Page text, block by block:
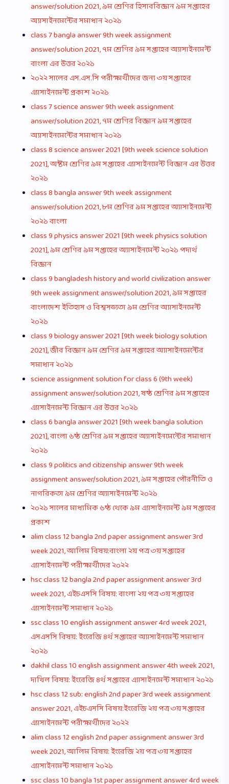
answer/solution 2021, ৯ম শ্রেণির হিসাববিজ্ঞান ৯ম সপ্তাহের
অ্যাসাইনমেন্টের সমাধান ২০২১
class 7 bangla answer 9th week assignment
answer/solution 2021, ৭ম শ্রেণির ৯ম সপ্তাহের অ্যাসাইনমেন্ট
বাংলা এর উত্তর ২০২১
২০২২ সালের এস.এস.সি পরীক্ষার্থীদের জন্য ৩য় সপ্তাহের
এ্যাসাইনমেন্ট প্রকাশ ২০২১
class 7 science answer 9th week assignment
answer/solution 2021, ৭ম শ্রেণির বিজ্ঞান ৯ম সপ্তাহের
অ্যাসাইনমেন্টের সমাধান ২০২১
class 8 science answer 2021 [9th week science solution
2021], অষ্টম শ্রেণির ৯ম সপ্তাহের এ্যাসাইনমেন্ট বিজ্ঞান এর উত্তর
২০২১
class 8 bangla answer 9th week assignment
answer/solution 2021, ৮ম শ্রেণির ৯ম সপ্তাহের অ্যাসাইনমেন্ট
২০২১ বাংলা
class 9 physics answer 2021 [9th week physics solution
2021], ৯ম শ্রেণির ৯ম সপ্তাহের অ্যাসাইনমেন্ট ২০২১ পদার্থ
বিজ্ঞান
class 9 bangladesh history and world civilization answer
9th week assignment answer/solution 2021, ৯ম সপ্তাহের
বাংলাদেশ ইতিহাস ও বিশ্বসভ্যতা ৯ম শ্রেণির অ্যাসাইনমেন্ট
২০২১
class 9 biology answer 2021 [9th week biology solution
2021], জীব বিজ্ঞান ৯ম শ্রেণির ৯ম সপ্তাহের অ্যাসাইনমেন্টের
সমাধান ২০২১
science assignment solution for class 6 (9th week)
assignment answer/solution 2021, ষষ্ঠ শ্রেণির ৯ম সপ্তাহের
এ্যাসাইনমেন্ট বিজ্ঞান এর উত্তর ২০২১
class 6 bangla answer 2021 [9th week bangla solution
2021], বাংলা ৬ষ্ঠ শ্রেণির ৯ম সপ্তাহের অ্যাসাইনমেন্টের সমাধান
২০২১
class 9 politics and citizenship answer 9th week
assignment answer/solution 2021, ৯ম সপ্তাহের পৌরনীতি ও
নাগরিকতা ৯ম শ্রেণির অ্যাসাইনমেন্ট ২০২১
২০২১ সালের মাধ্যমিক ৬ষ্ঠ থেকে ৯ম এ্যাসাইনমেন্ট ৯ম সপ্তাহের
প্রকাশ
alim class 12 bangla 2nd paper assignment answer 3rd
week 2021, আলিম বিষয়:বাংলা ২য় পত্র ৩য় সপ্তাহের
এ্যাসাইনমেন্ট পরীক্ষার্থীদের ২০২২
hsc class 12 bangla 2nd paper assignment answer 3rd
week 2021, এইচএসসি বিষয়: বাংলা ২য় পত্র ৩য় সপ্তাহের
এ্যাসাইনমেন্ট সমাধান ২০২১
ssc class 10 english assignment answer 4rd week 2021,
এসএসসি বিষয়: ইংরেজি ৪র্থ সপ্তাহের অ্যাসাইনমেন্ট সমাধান
২০২১
dakhil class 10 english assignment answer 4th week 2021,
দাখিল বিষয়: ইংরেজি ৪র্থ সপ্তাহের এ্যাসাইনমেন্ট সমাধান ২০২১
hsc class 12 sub: english 2nd paper 3rd week assignment
answer 2021, এইচএসসি বিষয়:ইংরেজি ২য় পত্র ৩য় সপ্তাহের
এ্যাসাইনমেন্ট পরীক্ষার্থীদের ২০২২
alim class 12 english 2nd paper assignment answer 3rd
week 2021, আলিম বিষয়: ইংরেজি ২য় পত্র ৩য় সপ্তাহের
এ্যাসাইনমেন্ট সমাধান ২০২১
ssc class 10 bangla 1st paper assignment answer 4rd week